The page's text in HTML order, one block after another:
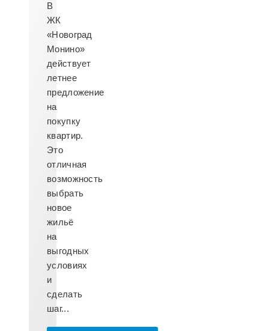
В
ЖК
«Новоград
Монино»
действует
летнее
предложение
на
покупку
квартир.
Это
отличная
возможность
выбрать
новое
жильё
на
выгодных
условиях
и
сделать
шаг...